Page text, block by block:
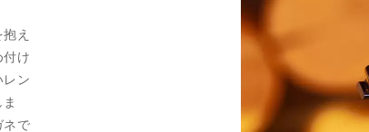
え
付け
レン
ネで